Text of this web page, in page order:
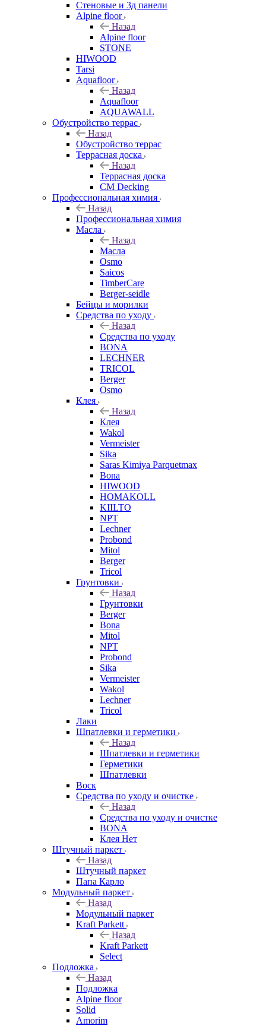
Стеновые и 3д панели
Alpine floor
Назад
Alpine floor
STONE
HIWOOD
Tarsi
Aquafloor
Назад
Aquafloor
AQUAWALL
Обустройство террас
Назад
Обустройство террас
Террасная доска
Назад
Террасная доска
CM Decking
Профессиональная химия
Назад
Профессиональная химия
Масла
Назад
Масла
Osmo
Saicos
TimberCare
Berger-seidle
Бейцы и морилки
Средства по уходу
Назад
Средства по уходу
BONA
LECHNER
TRICOL
Berger
Osmo
Клея
Назад
Клея
Wakol
Vermeister
Sika
Saras Kimiya Parquetmax
Bona
HIWOOD
HOMAKOLL
KIILTO
NPT
Lechner
Probond
Mitol
Berger
Tricol
Грунтовки
Назад
Грунтовки
Berger
Bona
Mitol
NPT
Probond
Sika
Vermeister
Wakol
Lechner
Tricol
Лаки
Шпатлевки и герметики
Назад
Шпатлевки и герметики
Герметики
Шпатлевки
Воск
Средства по уходу и очистке
Назад
Средства по уходу и очистке
BONA
Клея Нет
Штучный паркет
Назад
Штучный паркет
Папа Карло
Модульный паркет
Назад
Модульный паркет
Kraft Parkett
Назад
Kraft Parkett
Select
Подложка
Назад
Подложка
Alpine floor
Solid
Amorim